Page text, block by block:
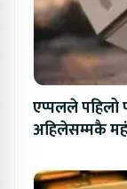
एप्पलले पहिलो
अहिलेसम्मकै